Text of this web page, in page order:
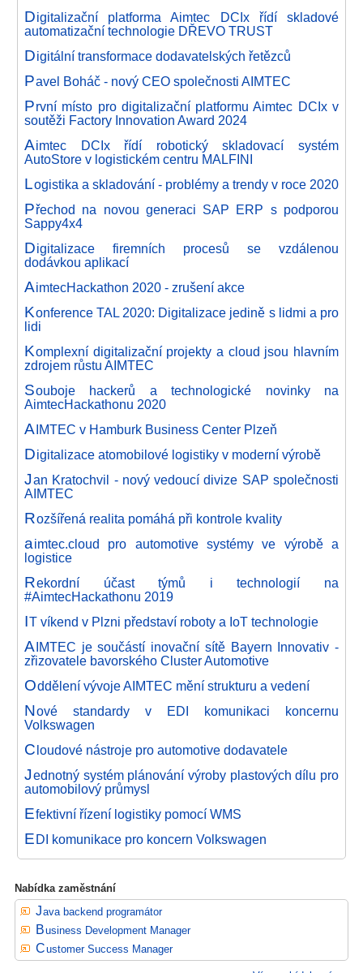
Digitalizační platforma Aimtec DCIx řídí skladové
automatizační technologie DŘEVO TRUST
Digitální transformace dodavatelských řetězců
Pavel Boháč - nový CEO společnosti AIMTEC
První místo pro digitalizační platformu Aimtec DCIx v
soutěži Factory Innovation Award 2024
Aimtec DCIx řídí robotický skladovací systém
AutoStore v logistickém centru MALFINI
Logistika a skladování - problémy a trendy v roce 2020
Přechod na novou generaci SAP ERP s podporou
Sappy4x4
Digitalizace firemních procesů se vzdálenou
dodávkou aplikací
AimtecHackathon 2020 - zrušení akce
Konference TAL 2020: Digitalizace jedině s lidmi a pro
lidi
Komplexní digitalizační projekty a cloud jsou hlavním
zdrojem růstu AIMTEC
Souboje hackerů a technologické novinky na
AimtecHackathonu 2020
AIMTEC v Hamburk Business Center Plzeň
Digitalizace atomobilové logistiky v moderní výrobě
Jan Kratochvil - nový vedoucí divize SAP společnosti
AIMTEC
Rozšířená realita pomáhá při kontrole kvality
aimtec.cloud pro automotive systémy ve výrobě a
logistice
Rekordní účast týmů i technologií na
#AimtecHackathonu 2019
IT víkend v Plzni představí roboty a IoT technologie
AIMTEC je součástí inovační sítě Bayern Innovativ -
zřizovatele bavorského Cluster Automotive
Oddělení vývoje AIMTEC mění strukturu a vedení
Nové standardy v EDI komunikaci koncernu
Volkswagen
Cloudové nástroje pro automotive dodavatele
Jednotný systém plánování výroby plastových dílu pro
automobilový průmysl
Efektivní řízení logistiky pomocí WMS
EDI komunikace pro koncern Volkswagen
Nabídka zaměstnání
Java backend programátor
Business Development Manager
Customer Success Manager